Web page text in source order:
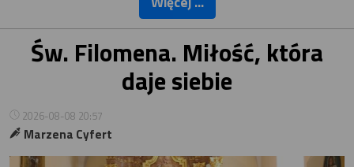
Św. Filomena. Miłość, która
daje siebie
2026-08-08 20:57
Marzena Cyfert